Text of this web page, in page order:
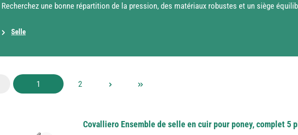
une bonne répartition de la pression, des matériaux robustes et un siège
Selle
Page
1 Page
2
Covalliero Ensemble de selle en cuir pour poney, complet 5